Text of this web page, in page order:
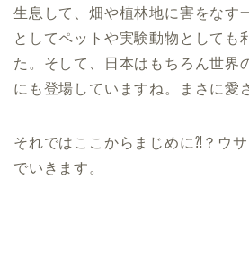
生息して、畑や植林地に害をなす
としてペットや実験動物としても
た。そして、日本はもちろん世界
にも登場していますね。まさに愛
それではここからまじめに⁈？ウ
でいきます。